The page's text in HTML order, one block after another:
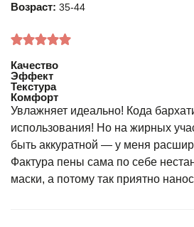
Возраст: 35-44
Качество
Эффект
Текстура
Комфорт
Увлажняет идеально! Кода
использования! Но на жирных
быть аккуратной — у меня
Фактура пены сама по себе
маски, а потому так приятно